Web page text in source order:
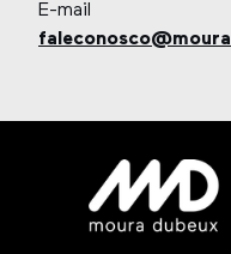
E-mail